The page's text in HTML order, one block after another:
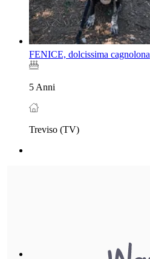
FENICE, dolcissima cagnolona
5 Anni
Treviso (TV)